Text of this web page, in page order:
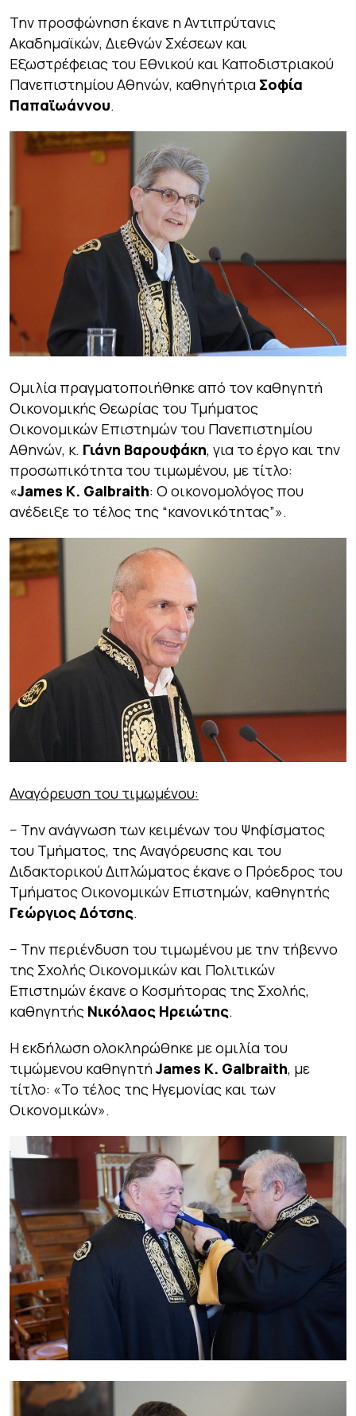
Την προσφώνηση έκανε η Αντιπρύτανις
Ακαδημαϊκών, Διεθνών Σχέσεων και
Εξωστρέφειας του Εθνικού και Καποδιστριακού
Πανεπιστημίου Αθηνών, καθηγήτρια Σοφία
Παπαϊωάννου.
Ομιλία πραγματοποιήθηκε από τον καθηγητή
Οικονομικής Θεωρίας του Τμήματος
Οικονομικών Επιστημών του Πανεπιστημίου
Αθηνών, κ. Γιάνη Βαρουφάκη, για το έργο και την
προσωπικότητα του τιμωμένου, με τίτλο:
«James K. Galbraith: Ο οικονομολόγος που
ανέδειξε το τέλος της “κανονικότητας”».
Αναγόρευση του τιμωμένου:
− Την ανάγνωση των κειμένων του Ψηφίσματος
του Τμήματος, της Αναγόρευσης και του
Διδακτορικού Διπλώματος έκανε ο Πρόεδρος του
Τμήματος Οικονομικών Επιστημών, καθηγητής
Γεώργιος Δότσης.
− Την περιένδυση του τιμωμένου με την τήβεννο
της Σχολής Οικονομικών και Πολιτικών
Επιστημών έκανε ο Κοσμήτορας της Σχολής,
καθηγητής Νικόλαος Ηρειώτης.
Η εκδήλωση ολοκληρώθηκε με ομιλία του
τιμώμενου καθηγητήJames K. Galbraith, με
τίτλο: «Το τέλος της Ηγεμονίας και των
Οικονομικών».